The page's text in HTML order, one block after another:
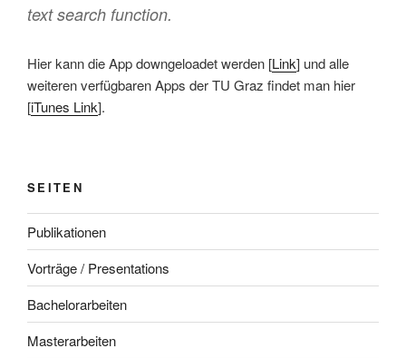
text search function.
Hier kann die App downgeloadet werden [Link] und alle
weiteren verfügbaren Apps der TU Graz findet man hier
[iTunes Link].
SEITEN
Publikationen
Vorträge / Presentations
Bachelorarbeiten
Masterarbeiten